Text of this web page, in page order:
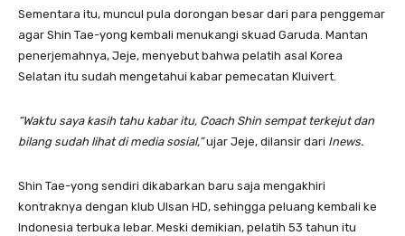
Sementara itu, muncul pula dorongan besar dari para penggemar
agar Shin Tae-yong kembali menukangi skuad Garuda. Mantan
penerjemahnya, Jeje, menyebut bahwa pelatih asal Korea
Selatan itu sudah mengetahui kabar pemecatan Kluivert.
“Waktu saya kasih tahu kabar itu, Coach Shin sempat terkejut dan
bilang sudah lihat di media sosial,”ujar Jeje, dilansir dari Inews.
Shin Tae-yong sendiri dikabarkan baru saja mengakhiri
kontraknya dengan klub Ulsan HD, sehingga peluang kembali ke
Indonesia terbuka lebar. Meski demikian, pelatih 53 tahun itu